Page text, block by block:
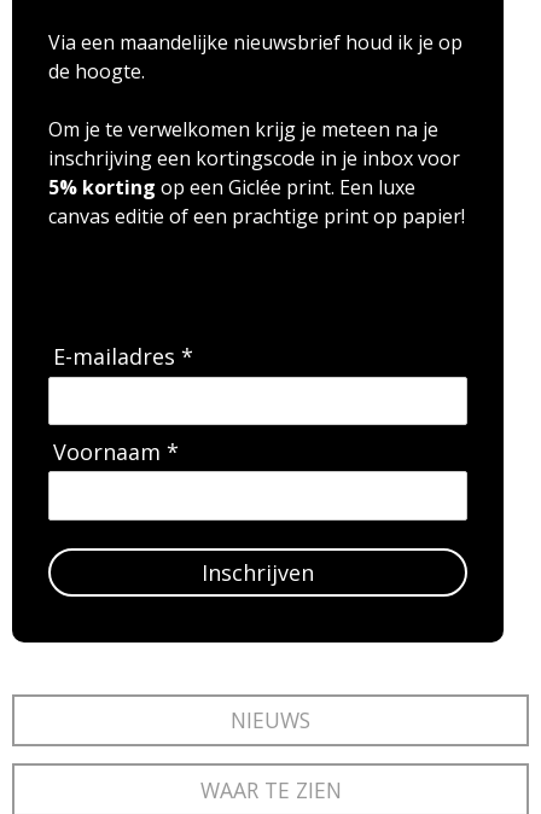
Via een maandelijke nieuwsbrief houd ik je op
de hoogte.
Om je te verwelkomen krijg je meteen na je
inschrijving een kortingscode in je inbox voor
5% korting op een Giclée print. Een luxe
canvas editie of een prachtige print op papier!
E-mailadres *
Voornaam *
Inschrijven
NIEUWS
WAAR TE ZIEN